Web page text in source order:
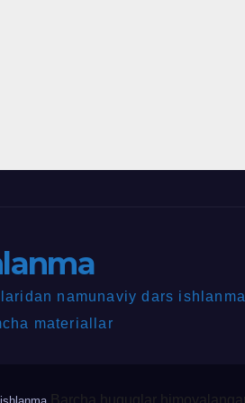
namunaviy dars
materiallar
Barcha huquqlar